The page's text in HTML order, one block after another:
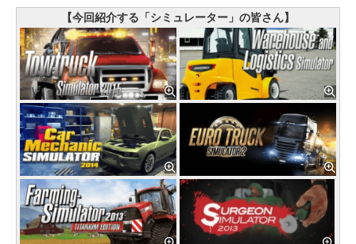
【今回紹介する「シミュレーター」の皆さん】